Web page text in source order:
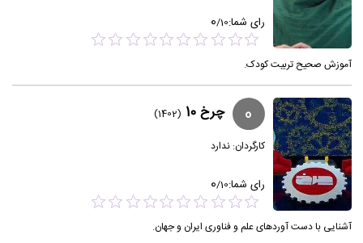
رای شما: 0/10
آموزش صحیح تربیت کودک.
0 چرخ 10
(1402)
کارگردان:ندارد
رای شما: 0/10
آشنایی با دست آوردهای علم و فناوری ایران و جهان.